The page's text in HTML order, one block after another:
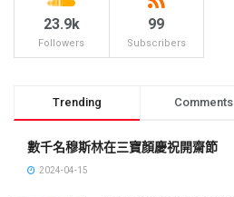
23.9k
Followers
99
Subscribers
Trending Comments
數千名穆斯林在三寶顏慶祝開齋節
2024-04-15